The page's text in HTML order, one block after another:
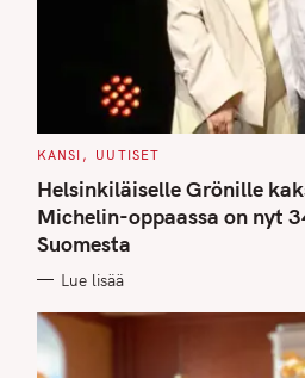
C
T
E
G
O
R
I
S
KANSI UUTISET
Helsinkiläiselle Grönille
Michelin-oppaassa on nyt
Suomesta
Lue lisää